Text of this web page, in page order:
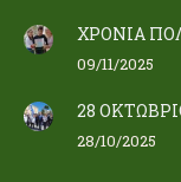
ΧΡΟΝΙΑ
09/11/2025
28
28/10/2025